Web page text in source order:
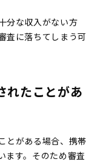
分な収入がない方
査に落ちてしまう可
れたことがあ
とがある場合、携帯
ます。そのため審査